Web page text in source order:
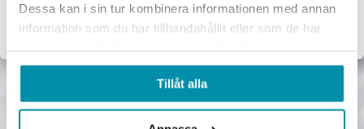
Dessa kan i sin tur kombinera informationen med annan
information som du har tillhandahållit eller som de har
Tillåt alla
Exkl. moms Inkl. moms